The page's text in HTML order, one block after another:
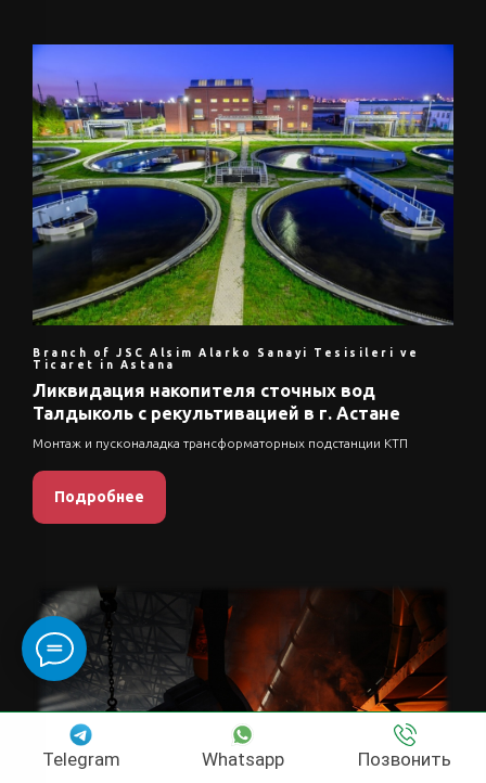
Branch of JSC Alsim Alarko Sanayi Tesisileri ve
Ticaret in Astana
Ликвидация накопителя сточных вод
Талдыколь с рекультивацией в г. Астане
Монтаж и пусконаладка трансформаторных подстанции КТП
Подробнее
Telegram Whatsapp Позвонить